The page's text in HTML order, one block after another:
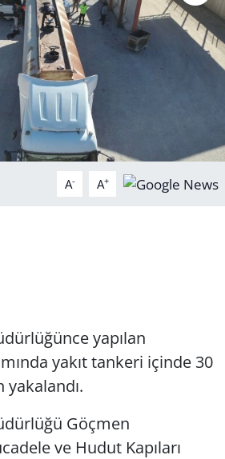
A- A+
yapılan
yakıt tankeri içinde 30
yakalandı.
Göçmen
ve Hudut Kapıları